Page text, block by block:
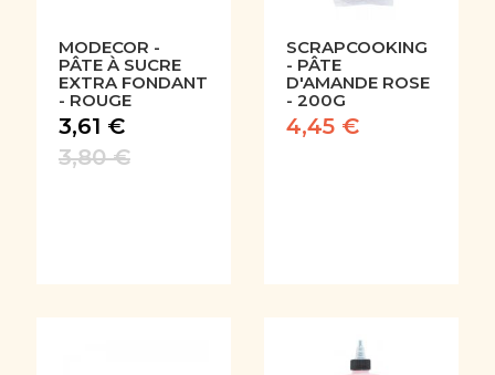
MODECOR -
PÂTE À SUCRE
EXTRA FONDANT
- ROUGE
3,61 €
3,80 €
SCRAPCOOKING
- PÂTE
D'AMANDE ROSE
- 200G
4,45 €